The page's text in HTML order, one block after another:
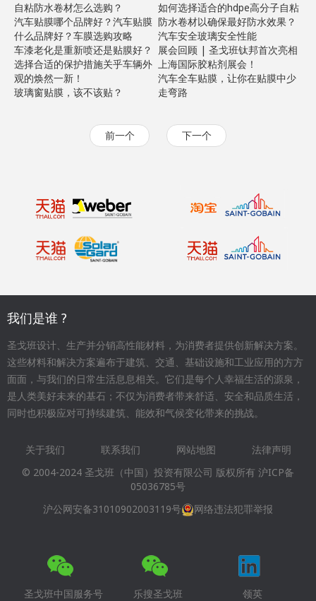
自粘防水卷材怎么选购？
汽车贴膜哪个品牌好？汽车贴膜
什么品牌好？车膜选购攻略
车漆老化是重新喷还是贴膜好？
选择合适的保护措施关乎车辆外
观的焕然一新！
玻璃窗贴膜，该不该贴？
如何选择适合的hdpe高分子自粘
防水卷材以确保最好防水效果？
汽车安全玻璃安全性能
展会回顾 | 圣戈班钛邦首次亮相
上海国际胶粘剂展会！
汽车全车贴膜，让你在贴膜中少
走弯路
前一个 下一个
我们是谁 ?
圣戈班设计、生产并分销高性能材料，为消费者提供创新解决方案。
这些材料和解决方案遍布于建筑、交通、基础设施和工业应用的方方
面面，与我们的日常生活息息相关。它们是每个人幸福生活的源泉，
是人类美好未来的基石；不仅为消费者带来舒适、安全和品质生活，
同时也积极应对可持续建筑、能效和气候变化带来的挑战。
Footer
menu
关于我们 联系我们 网站地图
法律声明
© 2004-2024 圣戈班（中国）投资有限公司 版权所有 沪ICP备
05036785号
沪公网安备31010902003119号
网络违法犯罪举报
圣戈班中国服务号 乐搜圣戈班 领英